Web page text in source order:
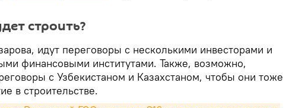
строить?
идут переговоры с несколькими инвесторами и
финансовыми институтами. Также, возможно,
с Узбекистаном и Казахстаном, чтобы они тоже
в строительстве.